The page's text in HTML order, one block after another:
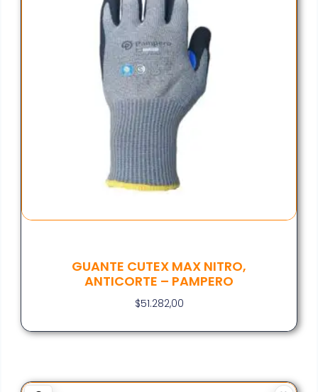
GUANTE CUTEX MAX NITRO,
ANTICORTE – PAMPERO
$51.282,00